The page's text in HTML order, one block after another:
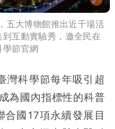
五大博物館推出近千場活
互動實驗秀，邀全民在
節官網
灣科學節每年吸引超
為國內指標性的科普
國17項永續發展目